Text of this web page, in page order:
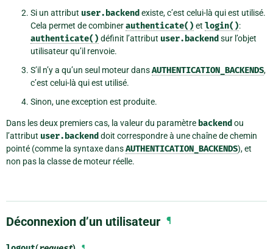
Si un attribut user.backend existe, c’est celui-là qui est utilisé.
Cela permet de combinerauthenticate() et login():
authenticate() définit l’attribut user.backend sur l’objet
utilisateur qu’il renvoie.
S’il n’y a qu’un seul moteur dansAUTHENTICATION_BACKENDS,
c’est celui-là qui est utilisé.
Sinon, une exception est produite.
Dans les deux premiers cas, la valeur du paramètre backend ou
l’attribut user.backend doit correspondre à une chaîne de chemin
pointé (comme la syntaxe dansAUTHENTICATION_BACKENDS), et
non pas la classe de moteur réelle.
Déconnexion d’un utilisateur ¶